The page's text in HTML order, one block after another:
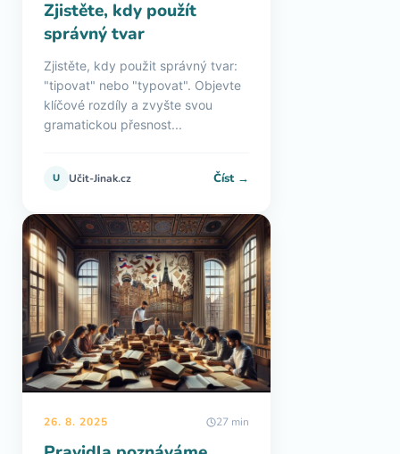
Zjistěte, kdy použít
správný tvar
Zjistěte, kdy použit správný tvar:
"tipovat" nebo "typovat". Objevte
klíčové rozdíly a zvyšte svou
gramatickou přesnost...
U Učit-Jinak.cz Číst →
26. 8. 2025 27 min